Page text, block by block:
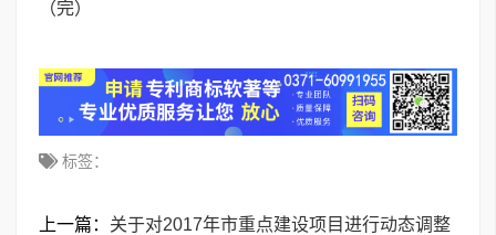
（完）
标签：
上一篇： 关于对2017年市重点建设项目进行动态调整